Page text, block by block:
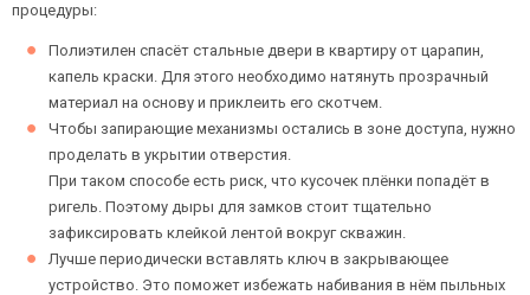
Ежедневно с 08:00 до 24:00
+7 (495) 409-24-70
процедуры:
Полиэтилен спасёт стальные двери в квартиру от царапин,
капель краски. Для этого необходимо натянуть прозрачный
материал на основу и приклеить его скотчем.
Чтобы запирающие механизмы остались в зоне доступа, нужно
проделать в укрытии отверстия.
При таком способе есть риск, что кусочек плёнки попадёт в
ригель. Поэтому дыры для замков стоит тщательно
зафиксировать клейкой лентой вокруг скважин.
Лучше периодически вставлять ключ в закрывающее
устройство. Это поможет избежать набивания в нём пыльных